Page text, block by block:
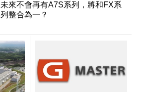
未來不會再有A7S系列，將和FX系
列整合為一？